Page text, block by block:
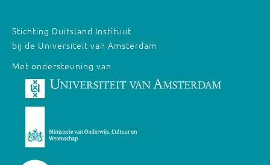
Stichting Duitsland Instituut
bij de Universiteit van Amsterdam
Met ondersteuning van